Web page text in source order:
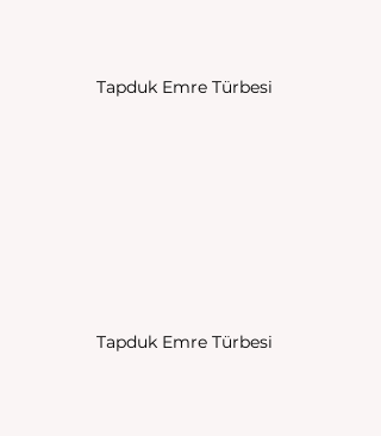
Tapduk Emre Türbesi
Tapduk Emre Türbesi